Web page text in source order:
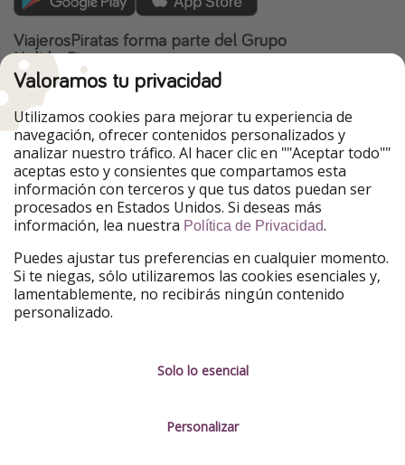
ViajerosPiratas forma parte del Grupo
HolidayPirates
Nuestros mercados
PiratinViaggio
HolidayPirates
VakantiePiraten
WakacyjniPiraci
VoyagesPirates
Ferienpiraten
Urlaubspiraten
Urlaubspiraten
TravelPirates
Nuestro grupo
HolidayPirates Group
Conócenos mejor
Sobre ViajerosPiratas
Información legal
Gestionar servicios
Valoramos tu privacidad
Utilizamos cookies para mejorar tu experiencia de
navegación, ofrecer contenidos personalizados y
analizar nuestro tráfico. Al hacer clic en ""Aceptar todo""
aceptas esto y consientes que compartamos esta
información con terceros y que tus datos puedan ser
procesados en Estados Unidos. Si deseas más
información, lea nuestra Política de Privacidad.
Puedes ajustar tus preferencias en cualquier momento.
Si te niegas, sólo utilizaremos las cookies esenciales y,
lamentablemente, no recibirás ningún contenido
personalizado.
Solo lo esencial
Personalizar